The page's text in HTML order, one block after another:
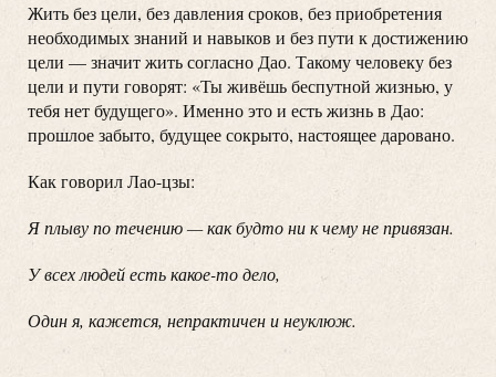
Жить без цели, без давления сроков, без приобретения
необходимых знаний и навыков и без пути к достижению
цели — значит жить согласно Дао. Такому человеку без
цели и пути говорят: «Ты живёшь беспутной жизнью, у
тебя нет будущего». Именно это и есть жизнь в Дао:
прошлое забыто, будущее сокрыто, настоящее даровано.
Как говорил Лао-цзы:
Я плыву по течению — как будто ни к чему не привязан.
У всех людей есть какое-то дело,
Один я, кажется, непрактичен и неуклюж.